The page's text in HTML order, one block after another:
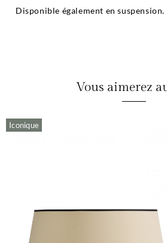
Disponible également en suspension.
Vous aimerez
Iconique